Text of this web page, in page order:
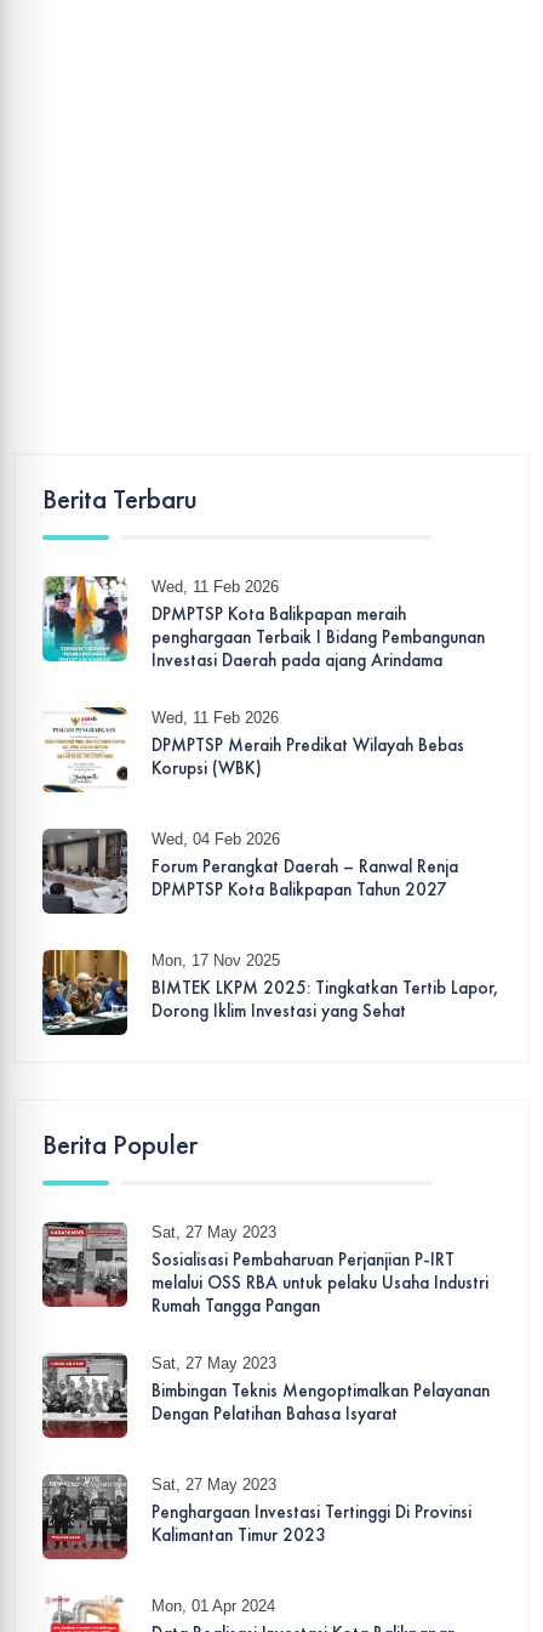
Berita Terbaru
Wed, 11 Feb 2026
DPMPTSP Kota Balikpapan meraih
penghargaan Terbaik I Bidang Pembangunan
Investasi Daerah pada ajang Arindama
Wed, 11 Feb 2026
DPMPTSP Meraih Predikat Wilayah Bebas
Korupsi (WBK)
Wed, 04 Feb 2026
Forum Perangkat Daerah – Ranwal Renja
DPMPTSP Kota Balikpapan Tahun 2027
Mon, 17 Nov 2025
BIMTEK LKPM 2025: Tingkatkan Tertib Lapor,
Dorong Iklim Investasi yang Sehat
Berita Populer
Sat, 27 May 2023
Sosialisasi Pembaharuan Perjanjian P-IRT
melalui OSS RBA untuk pelaku Usaha Industri
Rumah Tangga Pangan
Sat, 27 May 2023
Bimbingan Teknis Mengoptimalkan Pelayanan
Dengan Pelatihan Bahasa Isyarat
Sat, 27 May 2023
Penghargaan Investasi Tertinggi Di Provinsi
Kalimantan Timur 2023
Mon, 01 Apr 2024